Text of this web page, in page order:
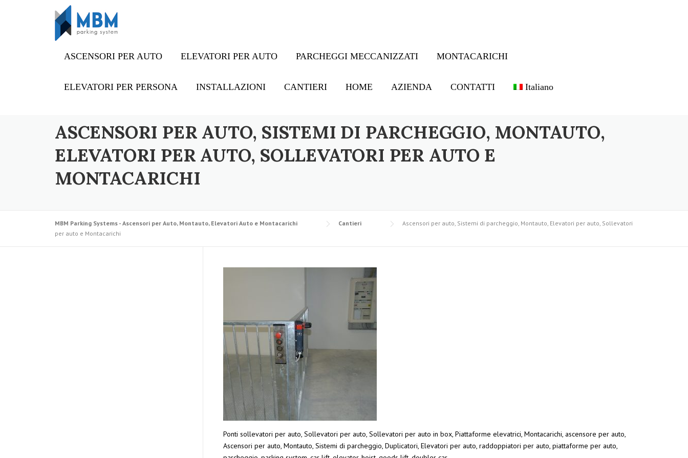
ASCENSORI PER AUTO ELEVATORI PER AUTO PARCHEGGI MECCANIZZATI MONTACARICHI
ELEVATORI PER PERSONA INSTALLAZIONI CANTIERI HOME AZIENDA CONTATTI Italiano
ASCENSORI PER AUTO, SISTEMI DI PARCHEGGIO, MONTAUTO,
ELEVATORI PER AUTO, SOLLEVATORI PER AUTO E
MONTACARICHI
MBM Parking Systems - Ascensori per Auto, Montauto, Elevatori Auto e Montacarichi Cantieri
Ascensori per auto, Sistemi di parcheggio, Montauto, Elevatori per auto, Sollevatori
per auto e Montacarichi
Ponti sollevatori per auto, Sollevatori per auto, Sollevatori per auto in box, Piattaforme elevatrici, Montacarichi, ascensore per auto,
Ascensori per auto, Montauto, Sistemi di parcheggio, Duplicatori, Elevatori per auto, raddoppiatori per auto, piattaforme per auto,